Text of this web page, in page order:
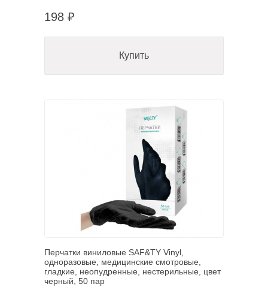
198 ₽
Купить
Перчатки виниловые SAF&TY Vinyl,
одноразовые, медицинские смотровые,
гладкие, неопудренные, нестерильные, цвет
черный, 50 пар